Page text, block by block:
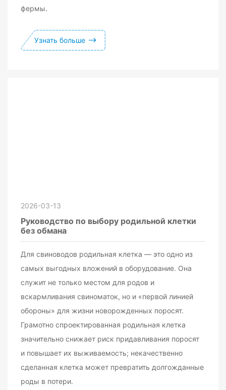
фермы.
Узнать больше
2026-03-13
Руководство по выбору родильной клетки
без обмана
Для свиноводов родильная клетка — это одно из
самых выгодных вложений в оборудование. Она
служит не только местом для родов и
вскармливания свиноматок, но и «первой линией
обороны» для жизни новорожденных поросят.
Грамотно спроектированная родильная клетка
значительно снижает риск придавливания поросят
и повышает их выживаемость; некачественно
сделанная клетка может превратить долгожданные
роды в потери.